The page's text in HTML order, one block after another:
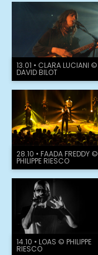
13.01 • CLARA LUCIANI ©
DAVID BILOT
28.10 • FAADA FREDDY ©
PHILIPPE RIESCO
14.10 • LOAS © PHILIPPE
RIESCO